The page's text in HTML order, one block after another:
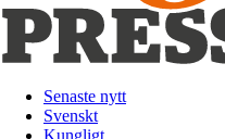
Senaste nytt
Svenskt
Kungligt